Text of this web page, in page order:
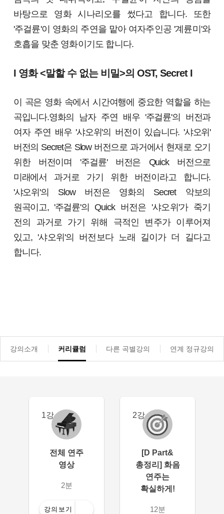
바탕으로 영화 시나리오를 썼다고 합니다. 또한
'주걸륜'이 영화의 주연을 맡아 여자주인공 '계륜미'와
호흡을 맞춘 영화이기도 합니다.
I 영화 <말할 수 없는 비밀>의 OST, Secret I
이 곡은 영화 속에서 시간여행에 중요한 역할을 하는
곡입니다.영화의 남자 주연 배우 '주걸륜'의 버전과
여자 주연 배우 '샤오위'의 버전이 있습니다. '샤오위'
버전의 Secret은 Slow 버전으로 과거에서 현재로 오기
위한 버전이며 '주걸륜' 버전은 Quick 버전으로
미래에서 과거로 가기 위한 버전이라고 합니다.
'샤오위'의 Slow 버전은 영화의 Secret 악보의
원곡이고, '주걸륜'의 Quick 버전은 '샤오위'가 죽기
전의 과거로 가기 위해 극적인 변주가 이루어져
있고, '샤오위'의 버전보다 노래 길이가 더 길다고
합니다.
강의소개 커리큘럼 다른 곡별강의 연계 정규강의
1강
전체 연주
영상
2분
강의보기
2강
[D Part&
총정리] 화음
연주는
확실하게!
12분